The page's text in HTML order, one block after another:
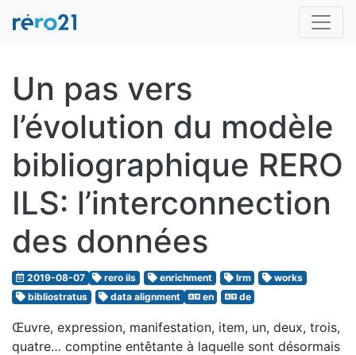
Un pas vers
l’évolution du modèle
bibliographique RERO
ILS: l’interconnection
des données
2019-08-07 rero ils enrichment lrm
works
bibliostratus
data alignment en de
Œuvre, expression, manifestation, item, un, deux, trois,
quatre… comptine entêtante à laquelle sont désormais